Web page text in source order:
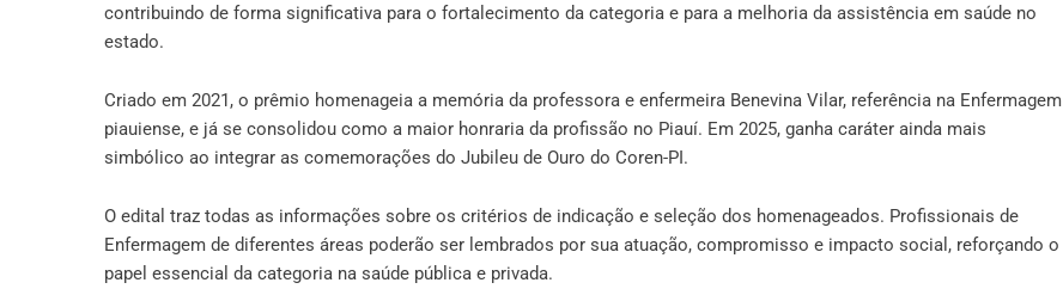
contribuindo de forma significativa para o fortalecimento da categoria e para a melhoria da assistência em saúde no
estado.
Criado em 2021, o prêmio homenageia a memória da professora e enfermeira Benevina Vilar, referência na Enfermagem
piauiense, e já se consolidou como a maior honraria da profissão no Piauí. Em 2025, ganha caráter ainda mais
simbólico ao integrar as comemorações do Jubileu de Ouro do Coren-PI.
O edital traz todas as informações sobre os critérios de indicação e seleção dos homenageados. Profissionais de
Enfermagem de diferentes áreas poderão ser lembrados por sua atuação, compromisso e impacto social, reforçando o
papel essencial da categoria na saúde pública e privada.